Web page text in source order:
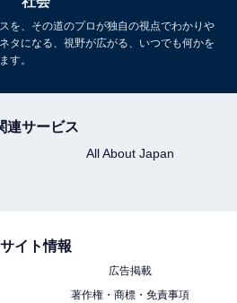
を煮込んだバターチキンカレ
リームチーズを添えました。
始です。
を、その道のプロが独自の視点でわかりや
タになる、視野が広がる、いつでも何かを
す。
連サービス
All About Japan
サイト情報
広告掲載
著作権・商標・免責事項